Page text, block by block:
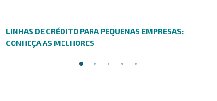
LINHAS DE CRÉDITO PARA PEQUENAS EMPRESAS:
CONHEÇA AS MELHORES